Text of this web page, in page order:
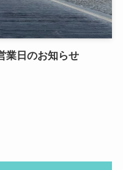
業日のお知らせ